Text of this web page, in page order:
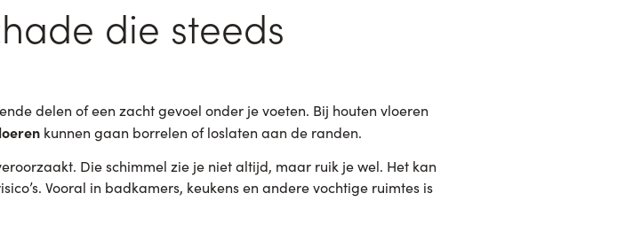
die steeds
delen of een zacht gevoel onder je voeten. Bij houten vloeren
kunnen gaan borrelen of loslaten aan de randen.
Die schimmel zie je niet altijd, maar ruik je wel. Het kan
Vooral in badkamers, keukens en andere vochtige ruimtes is